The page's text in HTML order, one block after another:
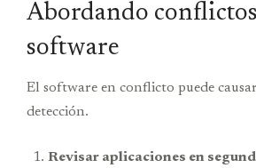
Abordando
software
El software en conflicto puede
detección.
Revisar aplicaciones en